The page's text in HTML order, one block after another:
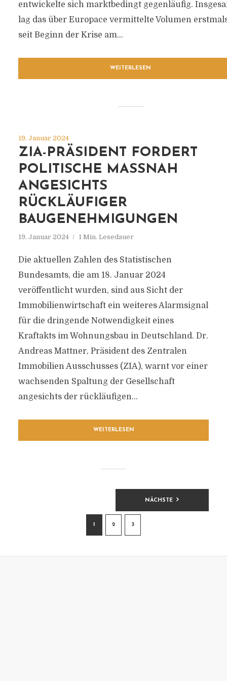
entwickelte sich marktbedingt gegenläufig.
lag das über Europace vermittelte Volumen
seit Beginn der Krise am...
WEITERLESEN
19. Januar 2024
ZIA-PRÄSIDENT FORDERT
POLITISCHE MASSNAH A
NGESICHTS R
ÜCKLÄUFIGER B
AUGENEHMIGUNGEN
19. Januar 2024 1 Min. Lesedauer
Die aktuellen Zahlen des Statistischen
Bundesamts, die am 18. Januar 2024
veröffentlicht wurden, sind aus Sicht der
Immobilienwirtschaft ein weiteres Alarmsignal
für die dringende Notwendigkeit eines
Kraftakts im Wohnungsbau in Deutschland. Dr.
Andreas Mattner, Präsident des Zentralen
Immobilien Ausschusses (ZIA), warnt vor einer
wachsenden Spaltung der Gesellschaft
angesichts der rückläufigen...
WEITERLESEN
BEITRAGSNAVIGATION
1 2 3
NÄCHSTE